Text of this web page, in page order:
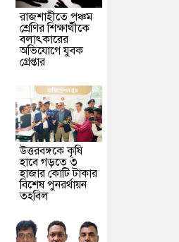
রাজশাহীতে পঞ্চম
শ্রেণির শিক্ষার্থীকে
বলাৎকারের
অভিযোগে যুবক
গ্রেপ্তার
উত্তরবঙ্গকে কৃষি
হাবে গড়তে ৩
হাজার কোটি টাকার
বিশেষ পুনরর্থায়ন
তহবিল